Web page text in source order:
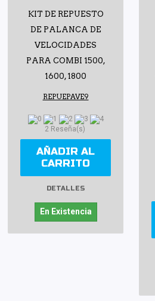
KIT DE REPUESTO
DE PALANCA DE
VELOCIDADES
PARA COMBI 1500,
1600, 1800
REPUEPAVE9
2 Reseña(s)
AÑADIR AL
CARRITO
DETALLES
En Existencia